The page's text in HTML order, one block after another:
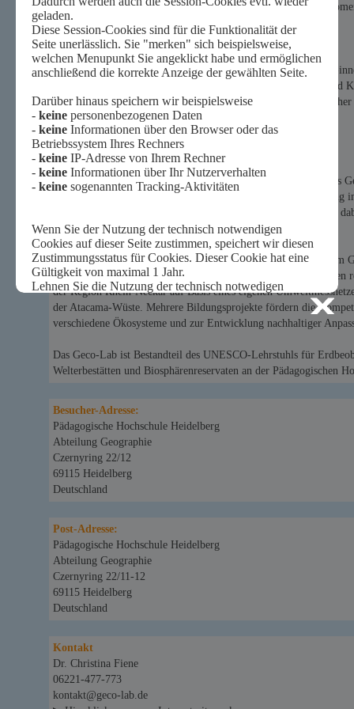
des forschenden Lernens zum Verständnis geographischer
Fortbildungseinrichtung für Lehrkräfte
Als Fortbildungseinrichtung für Lehrer/-innen und Referendar/-
verschiedenen Themen aus den Bereichen Boden, Vegetation
Professionalisierung und Weiterbildung im Bereich
Arbeitsweisen.
Forschungswerkstatt für Studierende
Für Studierende – insbesondere solche des Lehramts – bildet das
fachinhaltliche, fachmethodische und fachdidaktische Ausbildung
Fragestellungen. Das modern eingerichtete Lehr-Lern-Labor ist
wissenschaftlichen Erprobung neuer Umweltbildungskonzepte.
Einen aktuellen Schwerpunkt von Forschung und Vermittlung im
Klimaanpassung. Die Erforschung klimabedingter
der Region Rhein-Neckar auf Basis eines eigenen
der Atacama-Wüste. Mehrere Bildungsprojekte fördern die
verschiedene Ökosysteme und zur Entwicklung nachhaltiger
Das Geco-Lab ist Bestandteil des UNESCO-Lehrstuhls für
Welterbestätten und Biosphärenreservaten an der Pädagogischen
Besucher-Adresse:
Pädagogische Hochschule Heidelberg
Abteilung Geographie
Czernyring 22/12
69115 Heidelberg
Deutschland
Post-Adresse:
Pädagogische Hochschule Heidelberg
Abteilung Geographie
Czernyring 22/11-12
69115 Heidelberg
Deutschland
Kontakt
Dr. Christina Fiene
06221-477-773
kontakt@geco-lab.de